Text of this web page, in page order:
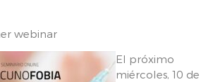
webinar
El próximo
miércoles, 10 de